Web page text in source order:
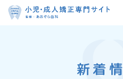
新着